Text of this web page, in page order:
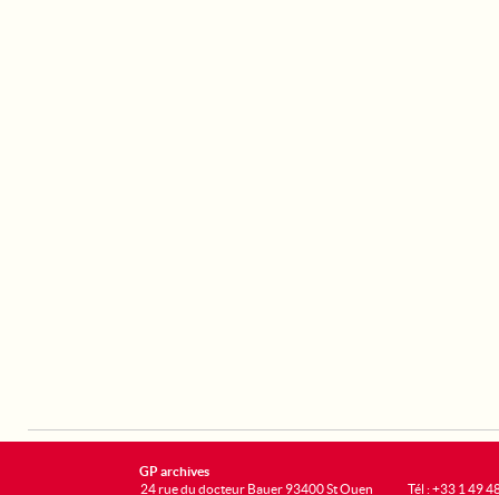
GP archives
24 rue du docteur Bauer 93400 St Ouen
Tél : +33 1 49